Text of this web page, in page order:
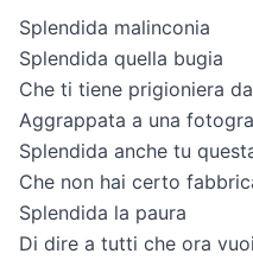
Splendida malinconia
Splendida quella bugia
Che ti tiene prigioniera da
Aggrappata a una
Splendida anche tu
Che non hai certo
Splendida la paura
Di dire a tutti che ora